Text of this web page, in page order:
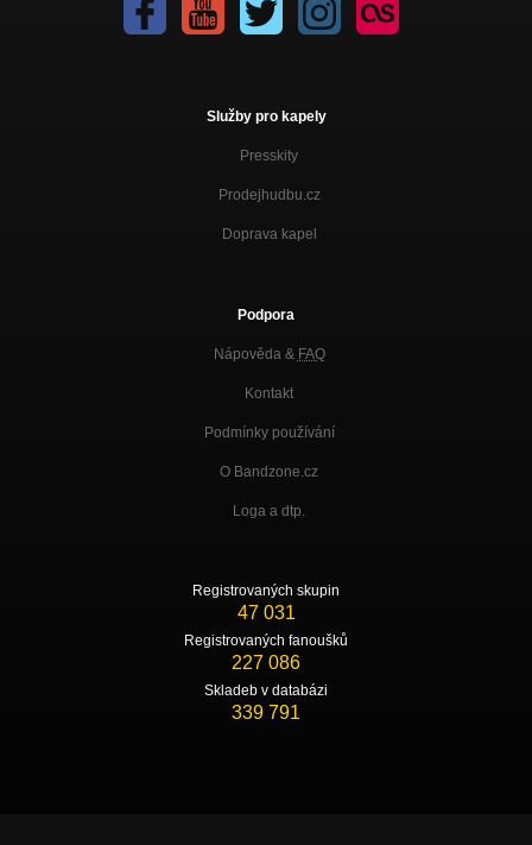
Služby pro kapely
Presskity
Prodejhudbu.cz
Doprava kapel
Podpora
Nápověda & FAQ
Kontakt
Podmínky používání
O Bandzone.cz
Loga a dtp.
Registrovaných skupin
47 031
Registrovaných fanoušků
227 086
Skladeb v databázi
339 791